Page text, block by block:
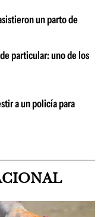
un parto de
particular: uno de los
a un policía para